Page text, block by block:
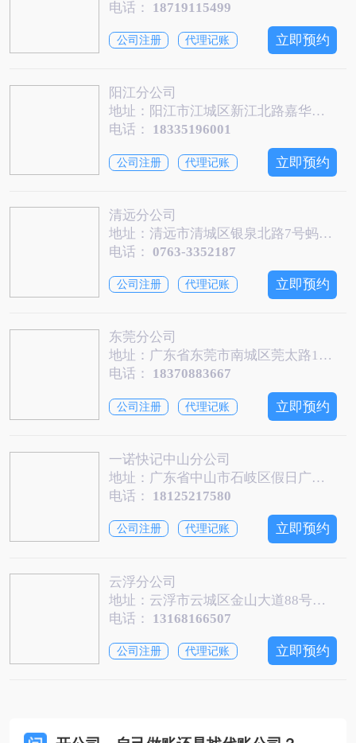
电话： 18719115499
公司注册 代理记账 立即预约
阳江分公司
地址：阳江市江城区新江北路嘉华财智大厦1305室
电话： 18335196001
公司注册 代理记账 立即预约
清远分公司
地址：清远市清城区银泉北路7号蚂蚁数字经济园306-311
电话：0763-3352187
公司注册 代理记账 立即预约
东莞分公司
地址：广东省东莞市南城区莞太路115号旺南世贸大厦3号商业办公楼1605
电话： 18370883667
公司注册 代理记账 立即预约
一诺快记中山分公司
地址：广东省中山市石岐区假日广场南塔六楼601室（一诺快记中山分公司）
电话： 18125217580
公司注册 代理记账 立即预约
云浮分公司
地址：云浮市云城区金山大道88号之一第四层
电话： 13168166507
公司注册 代理记账 立即预约